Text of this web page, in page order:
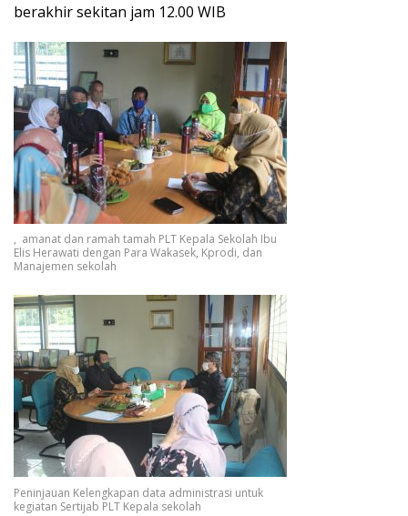
berakhir sekitan jam 12.00 WIB
, amanat dan ramah tamah PLT Kepala Sekolah Ibu
Elis Herawati dengan Para Wakasek, Kprodi, dan
Manajemen sekolah
Peninjauan Kelengkapan data administrasi untuk
kegiatan Sertijab PLT Kepala sekolah